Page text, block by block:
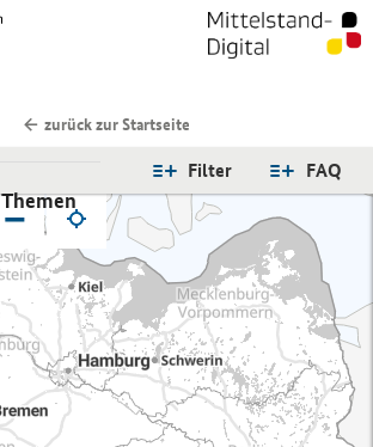
zurück zur Startseite
FAQ
Filter
Themen
−